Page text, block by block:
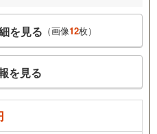
を見る （画像12枚）
を見る